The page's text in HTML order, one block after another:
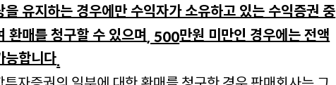
을 유지하는 경우에만 수익자가 소유하고 있는 수익증권 중
환매를 청구할 수 있으며, 500만원 미만인 경우에는 전액
능합니다.